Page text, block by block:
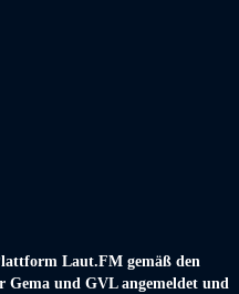
Laut.FM gemäß den
Gema und GVL angemeldet und